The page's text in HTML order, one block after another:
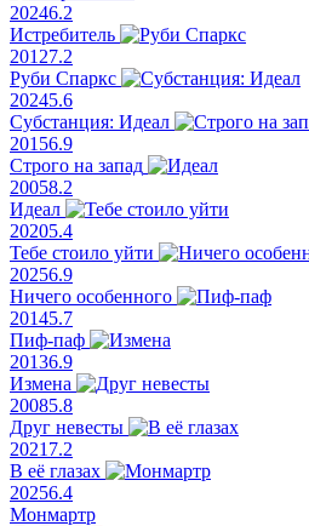
20246.2
Истребитель
20127.2
Руби Спаркс
20245.6
Субстанция: Идеал
20156.9
Строго на запад
20058.2
Идеал
20205.4
Тебе стоило уйти
20256.9
Ничего особенного
20145.7
Пиф-паф
20136.9
Измена
20085.8
Друг невесты
2021 7.2
В её глазах
20256.4
Монмартр